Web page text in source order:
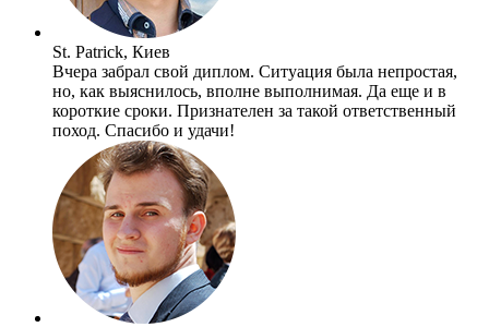
St. Patrick, Киев
Вчера забрал свой диплом. Ситуация была непростая,
но, как выяснилось, вполне выполнимая. Да еще и в
короткие сроки. Признателен за такой ответственный
поход. Спасибо и удачи!